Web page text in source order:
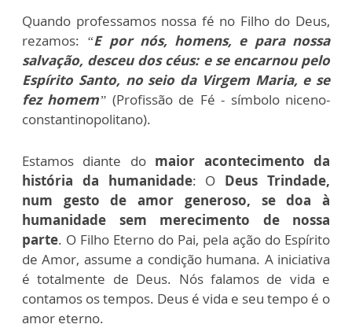
Quando professamos nossa fé no Filho do Deus,
rezamos: “E por nós, homens, e para nossa
salvação, desceu dos céus: e se encarnou pelo
Espírito Santo, no seio da Virgem Maria, e se
fez homem” (Profissão de Fé - símbolo niceno-
constantinopolitano).
Estamos diante do maior acontecimento da
história da humanidade: O Deus Trindade,
num gesto de amor generoso, se doa à
humanidade sem merecimento de nossa
parte. O Filho Eterno do Pai, pela ação do Espírito
de Amor, assume a condição humana. A iniciativa
é totalmente de Deus. Nós falamos de vida e
contamos os tempos. Deus é vida e seu tempo é o
amor eterno.